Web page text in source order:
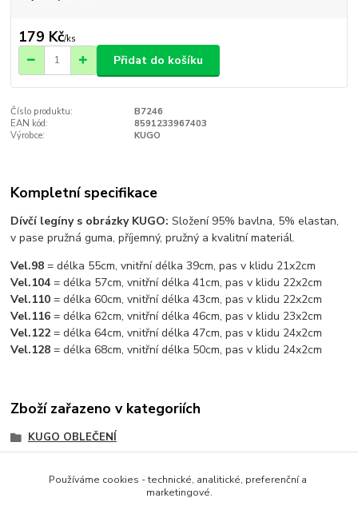
179 Kč/ks
Přidat do košíku
Číslo produktu:
B7246
EAN kód:
8591233967403
Výrobce:
KUGO
Kompletní specifikace
Dívčí legíny s obrázky KUGO: Složení 95% bavlna, 5% elastan,
v pase pružná guma, příjemný, pružný a kvalitní materiál.
Vel.98= délka 55cm, vnitřní délka 39cm, pas v klidu 21x2cm
Vel.104 = délka 57cm, vnitřní délka 41cm, pas v klidu 22x2cm
Vel.110 = délka 60cm, vnitřní délka 43cm, pas v klidu 22x2cm
Vel.116 = délka 62cm, vnitřní délka 46cm, pas v klidu 23x2cm
Vel.122= délka 64cm, vnitřní délka 47cm, pas v klidu 24x2cm
Vel.128 = délka 68cm, vnitřní délka 50cm, pas v klidu 24x2cm
Zboží zařazeno v kategoriích
KUGO OBLEČENÍ
DÍVČÍ OBLEČENÍ KUGO
Používáme cookies - technické, analitické, preferenční a
marketingové.